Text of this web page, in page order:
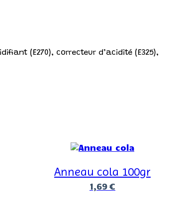
(E270), correcteur d’acidité (E325),
Anneau cola 100gr
1,69 €